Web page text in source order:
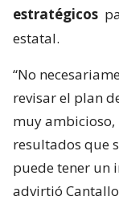
estratégicos
estatal.
“No
revisar el plan
muy ambicioso,
resultados que
puede tener un
advirtió